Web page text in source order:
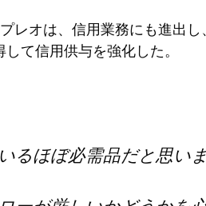
レオは、信用業務にも進出し
て信用供与を強化した。
るほぼ必需品だと思いま